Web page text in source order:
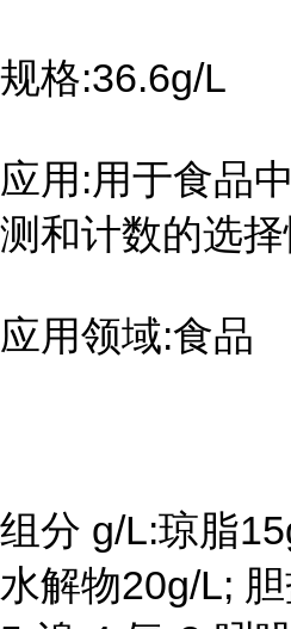
规格:36.6g/L
应用:用于食品
测和计数的选择
应用领域:食品
组分 g/L:琼脂
水解物20g/L;